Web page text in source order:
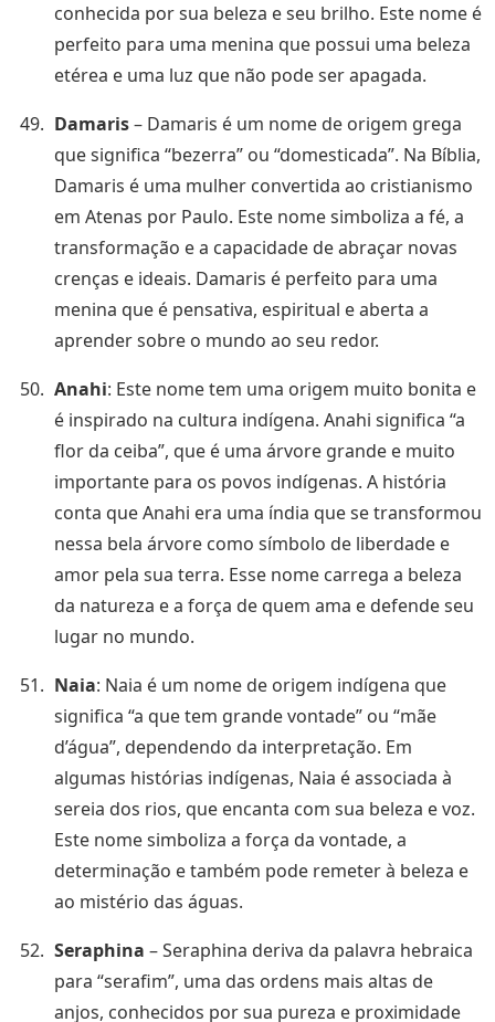
conhecida por sua beleza e seu brilho. Este nome é
perfeito para uma menina que possui uma beleza
etérea e uma luz que não pode ser apagada.
Damaris– Damaris é um nome de origem grega
que significa “bezerra” ou “domesticada”. Na Bíblia,
Damaris é uma mulher convertida ao cristianismo
em Atenas por Paulo. Este nome simboliza a fé, a
transformação e a capacidade de abraçar novas
crenças e ideais. Damaris é perfeito para uma
menina que é pensativa, espiritual e aberta a
aprender sobre o mundo ao seu redor.
Anahi: Este nome tem uma origem muito bonita e
é inspirado na cultura indígena. Anahi significa “a
flor da ceiba”, que é uma árvore grande e muito
importante para os povos indígenas. A história
conta que Anahi era uma índia que se transformou
nessa bela árvore como símbolo de liberdade e
amor pela sua terra. Esse nome carrega a beleza
da natureza e a força de quem ama e defende seu
lugar no mundo.
Naia: Naia é um nome de origem indígena que
significa “a que tem grande vontade” ou “mãe
d’água”, dependendo da interpretação. Em
algumas histórias indígenas, Naia é associada à
sereia dos rios, que encanta com sua beleza e voz.
Este nome simboliza a força da vontade, a
determinação e também pode remeter à beleza e
ao mistério das águas.
Seraphina – Seraphina deriva da palavra hebraica
para “serafim”, uma das ordens mais altas de
anjos, conhecidos por sua pureza e proximidade